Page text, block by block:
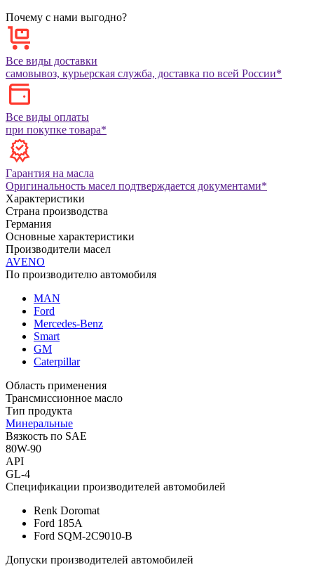
Почему с нами выгодно?
Все виды доставки
самовывоз, курьерская служба, доставка по всей России*
Все виды оплаты
при покупке товара*
Гарантия на масла
Оригинальность масел подтверждается документами*
Характеристики
Страна производства
Германия
Основные характеристики
Производители масел
AVENO
По производителю автомобиля
MAN
Ford
Mercedes-Benz
Smart
GM
Caterpillar
Область применения
Трансмиссионное масло
Тип продукта
Минеральные
Вязкость по SAE
80W-90
API
GL-4
Спецификации производителей автомобилей
Renk Doromat
Ford 185A
Ford SQM-2C9010-B
Допуски производителей автомобилей